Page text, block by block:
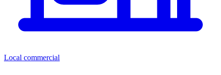
Local commercial